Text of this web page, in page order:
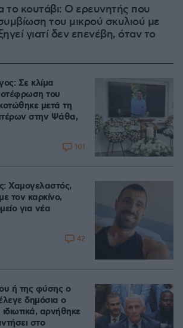
το κουτάβι: Ο ερευνητής που
του μικρού σκυλιού με
γιατί δεν επενέβη, όταν το
Σε κλίμα
του
μετά τη
στην Ψάθα,
101
Χαμογελαστός,
τον καρκίνο,
για νέα
42
ή της φύσης ο
δημόσια ο
αρνήθηκε
στο